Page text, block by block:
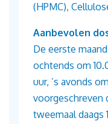
(HPMC),
Aanbevolen
De eerste maand
ochtends om
uur, ’s avonds
voorgeschreven
tweemaal daags